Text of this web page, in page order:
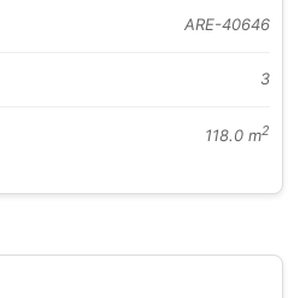
ARE-40646
3
118.0 m2